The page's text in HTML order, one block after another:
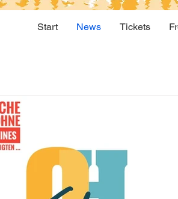
Start News Tickets